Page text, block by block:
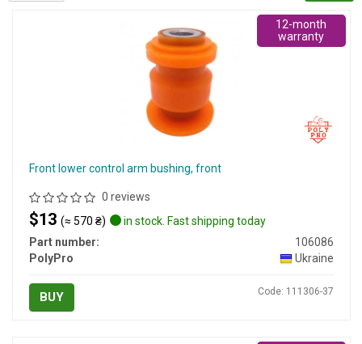
Front lower control arm bushing, front
0 reviews
$13 (≈ 570 ₴)
in stock. Fast shipping today
Part number:
106086
PolyPro
Ukraine
BUY Code: 111306-37
12-month
warranty